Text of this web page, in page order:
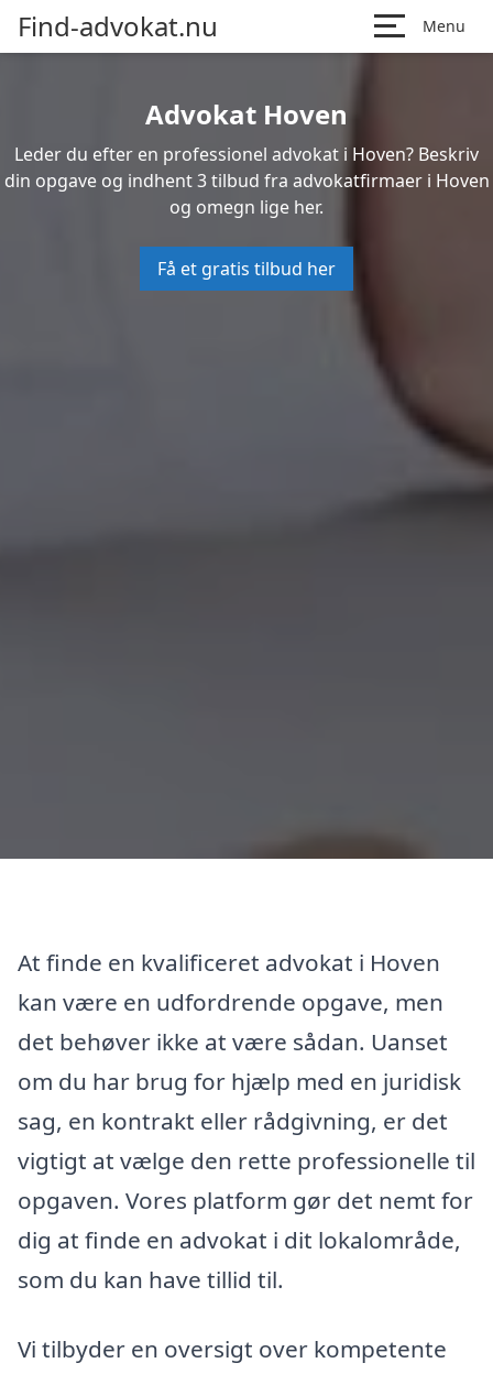
Find-advokat.nu Menu
Advokat Hoven
Leder du efter en professionel advokat i Hoven? Beskriv
din opgave og indhent 3 tilbud fra advokatfirmaer i Hoven
og omegn lige her.
Få et gratis tilbud her
At finde en kvalificeret advokat i Hoven
kan være en udfordrende opgave, men
det behøver ikke at være sådan. Uanset
om du har brug for hjælp med en juridisk
sag, en kontrakt eller rådgivning, er det
vigtigt at vælge den rette professionelle til
opgaven. Vores platform gør det nemt for
dig at finde en advokat i dit lokalområde,
som du kan have tillid til.
Vi tilbyder en oversigt over kompetente